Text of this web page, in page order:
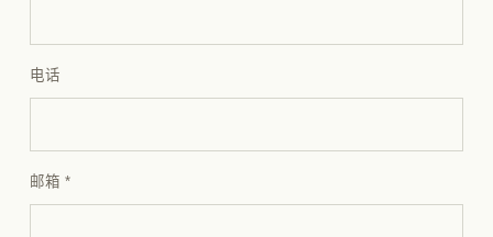
电话
邮箱 *